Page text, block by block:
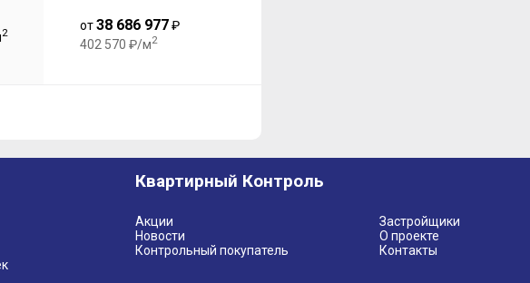
2
от38 686 977₽
402 570 ₽/м2
Квартирный Контроль
Акции
Новости
Контрольный покупатель
Застройщики
О проекте
Контакты